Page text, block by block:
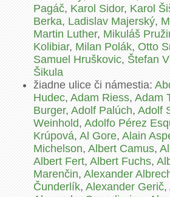
Pagáč,Karol Sidor,Karol
Berka,Ladislav Majerský,
Martin Luther,Mikuláš
Kolibiar,Milan Polák,Otto
Samuel Hruškovic,Štefan
Šikula
žiadne ulice či námestia:
Hudec,Adam Riess,Adam
Burger,Adolf Palúch,Adolf
Weinhold,Adolfo Pérez
Krúpová,Al Gore,Alain
Michelson,Albert Camus,
Albert Fert,Albert Fuchs,
Marenčin,Alexander
Čunderlík,Alexander Gerič,